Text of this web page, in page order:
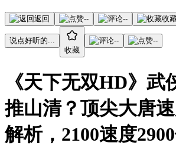
返回 -- -- 收
说点好听的...
收藏
-- --
《天下无双HD》武
推山清？顶尖大唐
解析，2100速度